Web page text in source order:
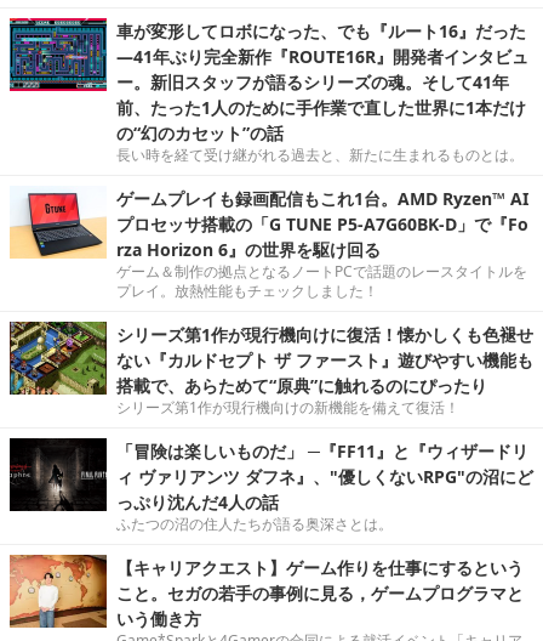
車が変形してロボになった、でも『ルート16』だった
―41年ぶり完全新作『ROUTE16R』開発者インタビュ
ー。新旧スタッフが語るシリーズの魂。そして41年
前、たった1人のために手作業で直した世界に1本だけ
の“幻のカセット”の話
長い時を経て受け継がれる過去と、新たに生まれるものとは。
ゲームプレイも録画配信もこれ1台。AMD Ryzen™ AI
プロセッサ搭載の「G TUNE P5-A7G60BK-D」で『Fo
rza Horizon 6』の世界を駆け回る
ゲーム＆制作の拠点となるノートPCで話題のレースタイトルを
プレイ。放熱性能もチェックしました！
シリーズ第1作が現行機向けに復活！懐かしくも色褪せ
ない『カルドセプト ザ ファースト』遊びやすい機能も
搭載で、あらためて“原典”に触れるのにぴったり
シリーズ第1作が現行機向けの新機能を備えて復活！
「冒険は楽しいものだ」 ─『FF11』と『ウィザードリ
ィ ヴァリアンツ ダフネ』、"優しくないRPG"の沼にど
っぷり沈んだ4人の話
ふたつの沼の住人たちが語る奥深さとは。
【キャリアクエスト】ゲーム作りを仕事にするという
こと。セガの若手の事例に見る，ゲームプログラマと
いう働き方